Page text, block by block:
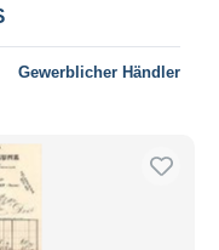
Gewerblicher Händler